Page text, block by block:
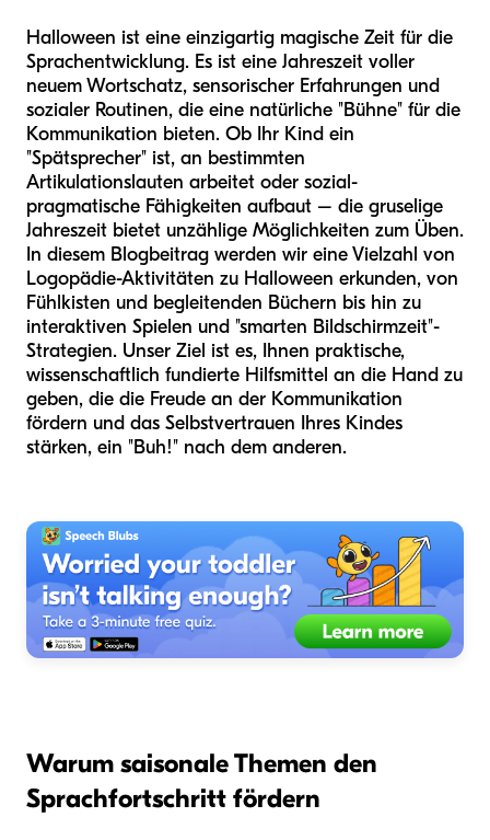
Halloween ist eine einzigartig magische Zeit für die
Sprachentwicklung. Es ist eine Jahreszeit voller
neuem Wortschatz, sensorischer Erfahrungen und
sozialer Routinen, die eine natürliche "Bühne" für die
Kommunikation bieten. Ob Ihr Kind ein
"Spätsprecher" ist, an bestimmten
Artikulationslauten arbeitet oder sozial-
pragmatische Fähigkeiten aufbaut – die gruselige
Jahreszeit bietet unzählige Möglichkeiten zum Üben.
In diesem Blogbeitrag werden wir eine Vielzahl von
Logopädie-Aktivitäten zu Halloween erkunden, von
Fühlkisten und begleitenden Büchern bis hin zu
interaktiven Spielen und "smarten Bildschirmzeit"-
Strategien. Unser Ziel ist es, Ihnen praktische,
wissenschaftlich fundierte Hilfsmittel an die Hand zu
geben, die die Freude an der Kommunikation
fördern und das Selbstvertrauen Ihres Kindes
stärken, ein "Buh!" nach dem anderen.
Warum saisonale Themen den
Sprachfortschritt fördern